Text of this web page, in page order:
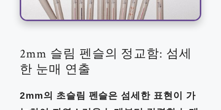
2mm 슬림 펜슬의 정교함: 섬세
한 눈매 연출
2mm의 초슬림 펜슬은 섬세한 표현이 가